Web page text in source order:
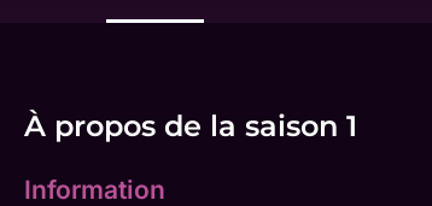
À propos de la saison 1
Information